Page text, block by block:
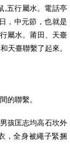
,五行屬水。電話亭
，中元節，也就是
屬水。莆田、天臺
天臺聯繫了起來。
的聯繫。
孩匡志均高石坎外
，全身被繩子緊捆